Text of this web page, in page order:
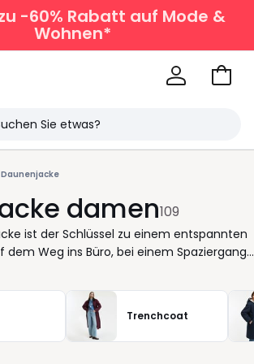
zu -60% Rabatt auf Mode &
Wohnen*
Zum
Daunenjacke
damen109
ist der Schlüssel zu einem entspannten
dem Weg ins Büro, bei einem Spaziergang
sie hält warm, lässt sich leicht
dafür, dass Sie sich in jeder Situation
Sie schützt zuverlässig vor Kälte, ohne
dabei angenehm leicht. Bei La Redoute
sich Ihrem Lebensrhythmus anpassen.
Trenchcoat